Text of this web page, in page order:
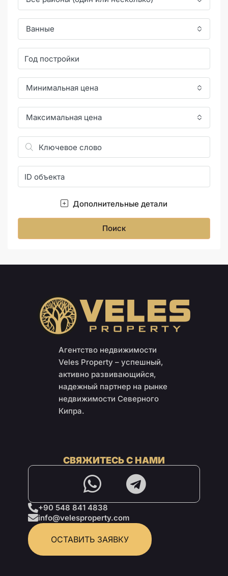
Ванные
Минимальная цена
Максимальная цена
Дополнительные детали
Поиск
Агентство недвижимости
Veles Property – успешный,
активно развивающийся,
надежный партнер на рынке
недвижимости Северного
Кипра.
СВЯЖИТЕСЬ С НАМИ
+90 548 841 4838
info@velesproperty.com
ОСТАВИТЬ ЗАЯВКУ